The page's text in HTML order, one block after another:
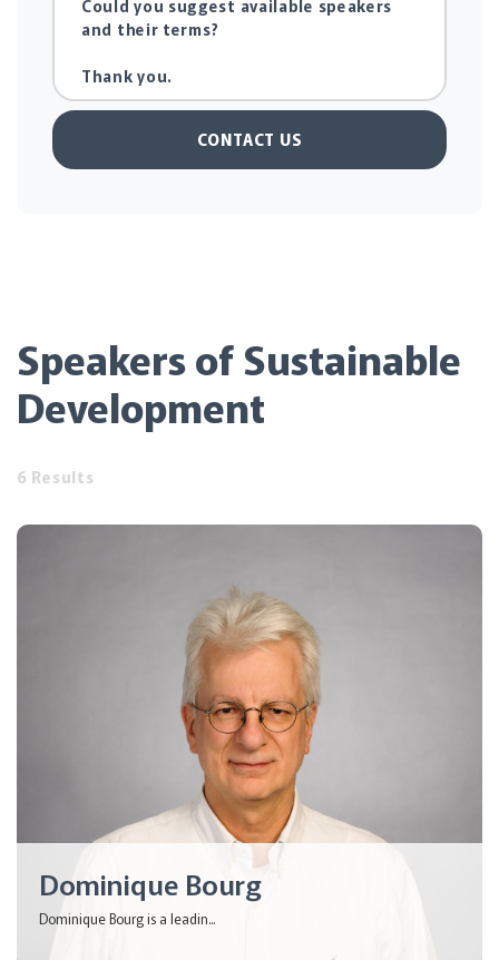
CONTACT US
Speakers of Sustainable
Development
6 Results
Dominique Bourg
Dominique Bourg is a leadin...